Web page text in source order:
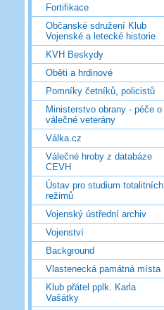
Fortifikace
Občanské sdružení Klub
Vojenské a letecké historie
KVH Beskydy
Oběti a hrdinové
Pomníky četníků, policistů
Ministerstvo obrany - péče o
válečné veterány
Válka.cz
Válečné hroby z databáze
CEVH
Ústav pro studium totalitních
režimů
Vojenský ústřední archiv
Vojenství
Background
Vlastenecká památná místa
Klub přátel pplk. Karla
Vašátky